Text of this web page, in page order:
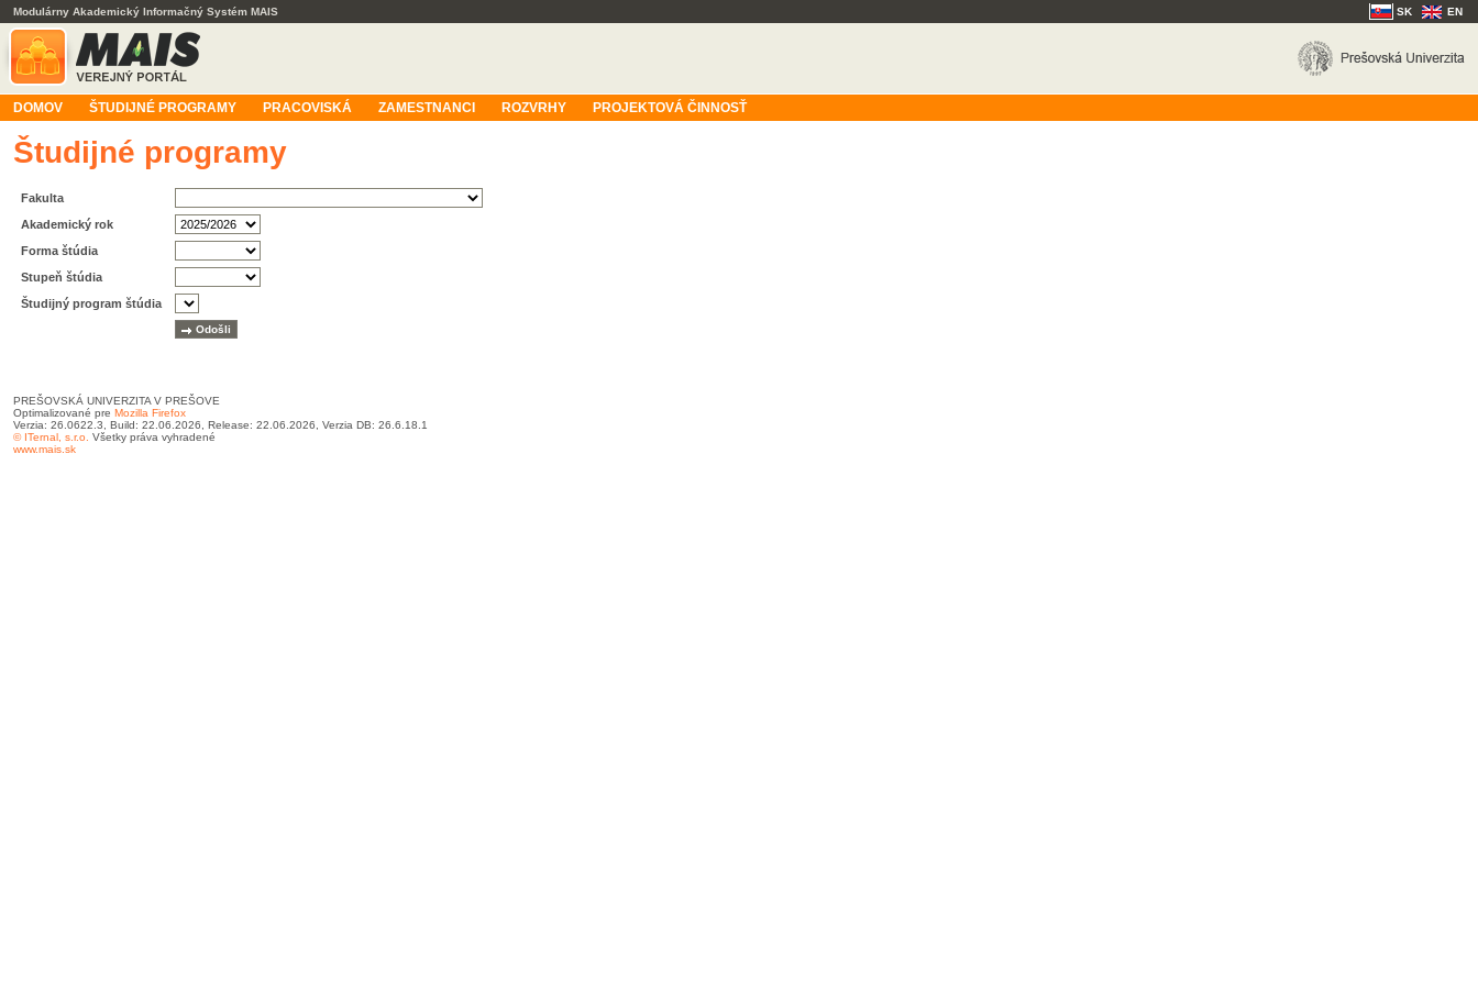
Modulárny Akademický Informačný Systém MAIS SK EN
DOMOV ŠTUDIJNÉ PROGRAMY PRACOVISKÁ ZAMESTNANCI ROZVRHY PROJEKTOVÁ ČINNOSŤ
Študijné programy
Fakulta
Akademický rok
Forma štúdia
Stupeň štúdia
Študijný program štúdia
PREŠOVSKÁ UNIVERZITA V PREŠOVE
Optimalizované pre Mozilla Firefox
Verzia: 26.0622.3, Build: 22.06.2026, Release: 22.06.2026, Verzia DB: 26.6.18.1
© ITernal, s.r.o. Všetky práva vyhradené
www.mais.sk